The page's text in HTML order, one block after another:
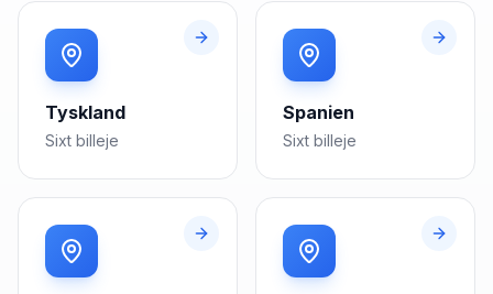
Tyskland
Sixt billeje
Spanien
Sixt billeje